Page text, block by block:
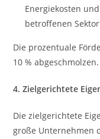
Energiekosten
betroffenen
Die prozentuale
10 % abgeschmolzen.
4. Zielgerichtete
Die zielgerichtete
große Unternehmen